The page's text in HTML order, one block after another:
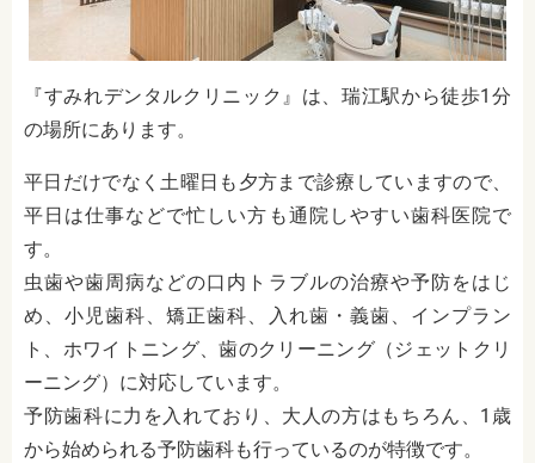
『すみれデンタルクリニック』は、瑞江駅から徒歩1分
の場所にあります。
平日だけでなく土曜日も夕方まで診療していますので、
平日は仕事などで忙しい方も通院しやすい歯科医院で
す。
虫歯や歯周病などの口内トラブルの治療や予防をはじ
め、小児歯科、矯正歯科、入れ歯・義歯、インプラン
ト、ホワイトニング、歯のクリーニング（ジェットクリ
ーニング）に対応しています。
予防歯科に力を入れており、大人の方はもちろん、1歳
から始められる予防歯科も行っているのが特徴です。